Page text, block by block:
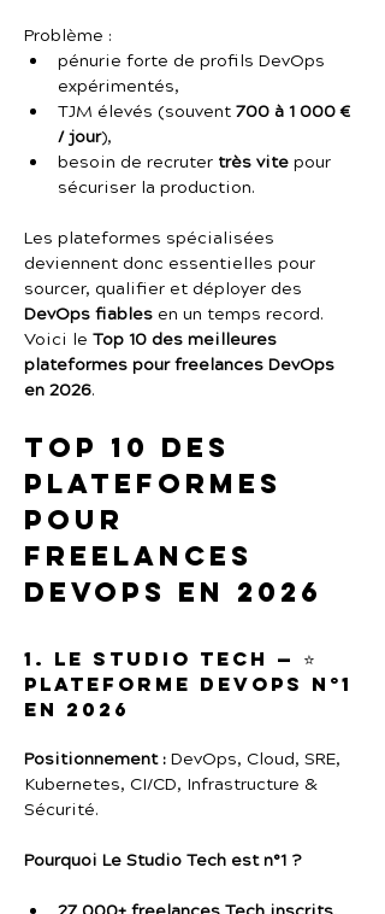
Problème :
pénurie forte de profils DevOps
expérimentés,
TJM élevés (souvent 700 à 1 000 €
/ jour),
besoin de recruter très vite pour
sécuriser la production.
Les plateformes spécialisées
deviennent donc essentielles pour
sourcer, qualifier et déployer des
DevOps fiables en un temps record.
Voici le Top 10 des meilleures
plateformes pour freelances DevOps
en 2026.
Top 10 des
plateformes
pour
freelances
DevOps en 2026
1. Le Studio Tech — ⭐
Plateforme DevOps n°1
en 2026
Positionnement : DevOps, Cloud, SRE,
Kubernetes, CI/CD, Infrastructure &
Sécurité.
Pourquoi Le Studio Tech est n°1 ?